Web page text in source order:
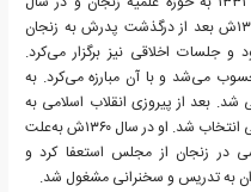
۱۳۳۵ش به حوزه علمیه قم رفت. در سال ۱۳۴۶ش بعد از درگذشت پدرش به زنجان
جلسات اخلاقی نیز برگزار می‌کرد.
می‌شد و با آن مبارزه می‌کرد. به
بعد از پیروزی انقلاب اسلامی به
نمایندگی مردم زنجان در مجلس شورای اسلامی انتخاب شد. او در سال ۱۳۶۰ش به‌علت
در زنجان از مجلس استعفا کرد و
به تدریس و سخنرانی مشغول شد.